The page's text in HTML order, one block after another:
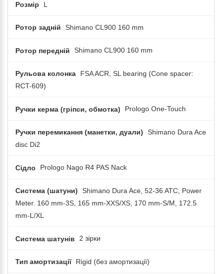
Розмір L
Ротор задній Shimano CL900 160 mm
Ротор передній Shimano CL900 160 mm
Рульова колонка
FSA ACR, SL bearing (Cone spacer:
RCT-609)
Ручки керма (гріпси, обмотка) Prologo One-Touch
Ручки перемикання (манетки, дуали)
Shimano Dura Ace
disc Di2
Сідло Prologo Nago R4 PAS Nack
Система (шатуни)
Shimano Dura Ace, 52-36 ATC, Power
Meter. 160 mm-3S, 165 mm-XXS/XS, 170 mm-S/M, 172.5
mm-L/XL
Система шатунів 2 зірки
Тип амортизації Rigid (без амортизації)